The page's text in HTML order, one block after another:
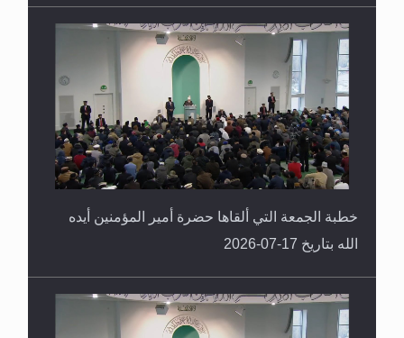
خطبة الجمعة التي ألقاها حضرة أمير المؤمنين أيده
الله بتاريخ 17-07-2026